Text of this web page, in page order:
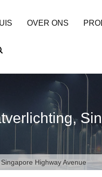
OVER ONS
Highway Avenue